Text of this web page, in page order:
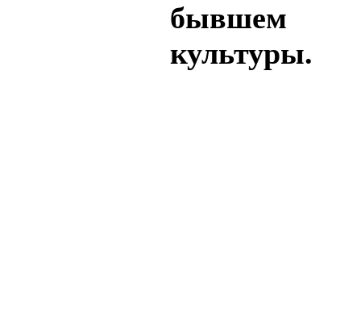
культуры.